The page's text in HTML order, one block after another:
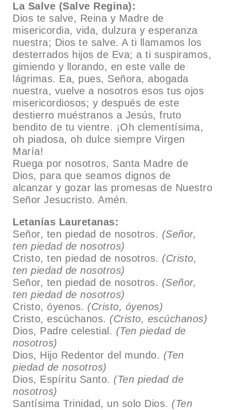
La Salve (Salve Regina):
Dios te salve, Reina y Madre de
misericordia, vida, dulzura y esperanza
nuestra; Dios te salve. A ti llamamos los
desterrados hijos de Eva; a ti suspiramos,
gimiendo y llorando, en este valle de
lágrimas. Ea, pues, Señora, abogada
nuestra, vuelve a nosotros esos tus ojos
misericordiosos; y después de este
destierro muéstranos a Jesús, fruto
bendito de tu vientre. ¡Oh clementísima,
oh piadosa, oh dulce siempre Virgen
María!
Ruega por nosotros, Santa Madre de
Dios, para que seamos dignos de
alcanzar y gozar las promesas de Nuestro
Señor Jesucristo. Amén.
Letanías Lauretanas:
Señor, ten piedad de nosotros. (Señor,
ten piedad de nosotros)
Cristo, ten piedad de nosotros. (Cristo,
ten piedad de nosotros)
Señor, ten piedad de nosotros. (Señor,
ten piedad de nosotros)
Cristo, óyenos. (Cristo, óyenos)
Cristo, escúchanos. (Cristo, escúchanos)
Dios, Padre celestial. (Ten piedad de
nosotros)
Dios, Hijo Redentor del mundo. (Ten
piedad de nosotros)
Dios, Espíritu Santo. (Ten piedad de
nosotros)
Santísima Trinidad, un solo Dios. (Ten